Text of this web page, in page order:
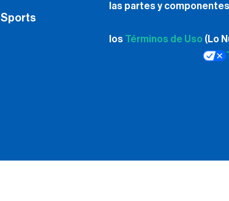
Sports
las partes y
los Términos de Uso (Lo